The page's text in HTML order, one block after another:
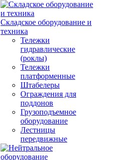
Складское оборудование и
техника
Тележки
гидравлические
(роклы)
Тележки
платформенные
Штабелеры
Ограждения для
поддонов
Грузоподъемное
оборудование
Лестницы
передвижные